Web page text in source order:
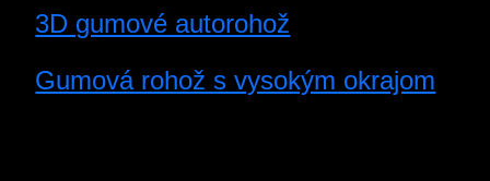
3D gumové autorohož
Gumová rohož s vysokým okrajom